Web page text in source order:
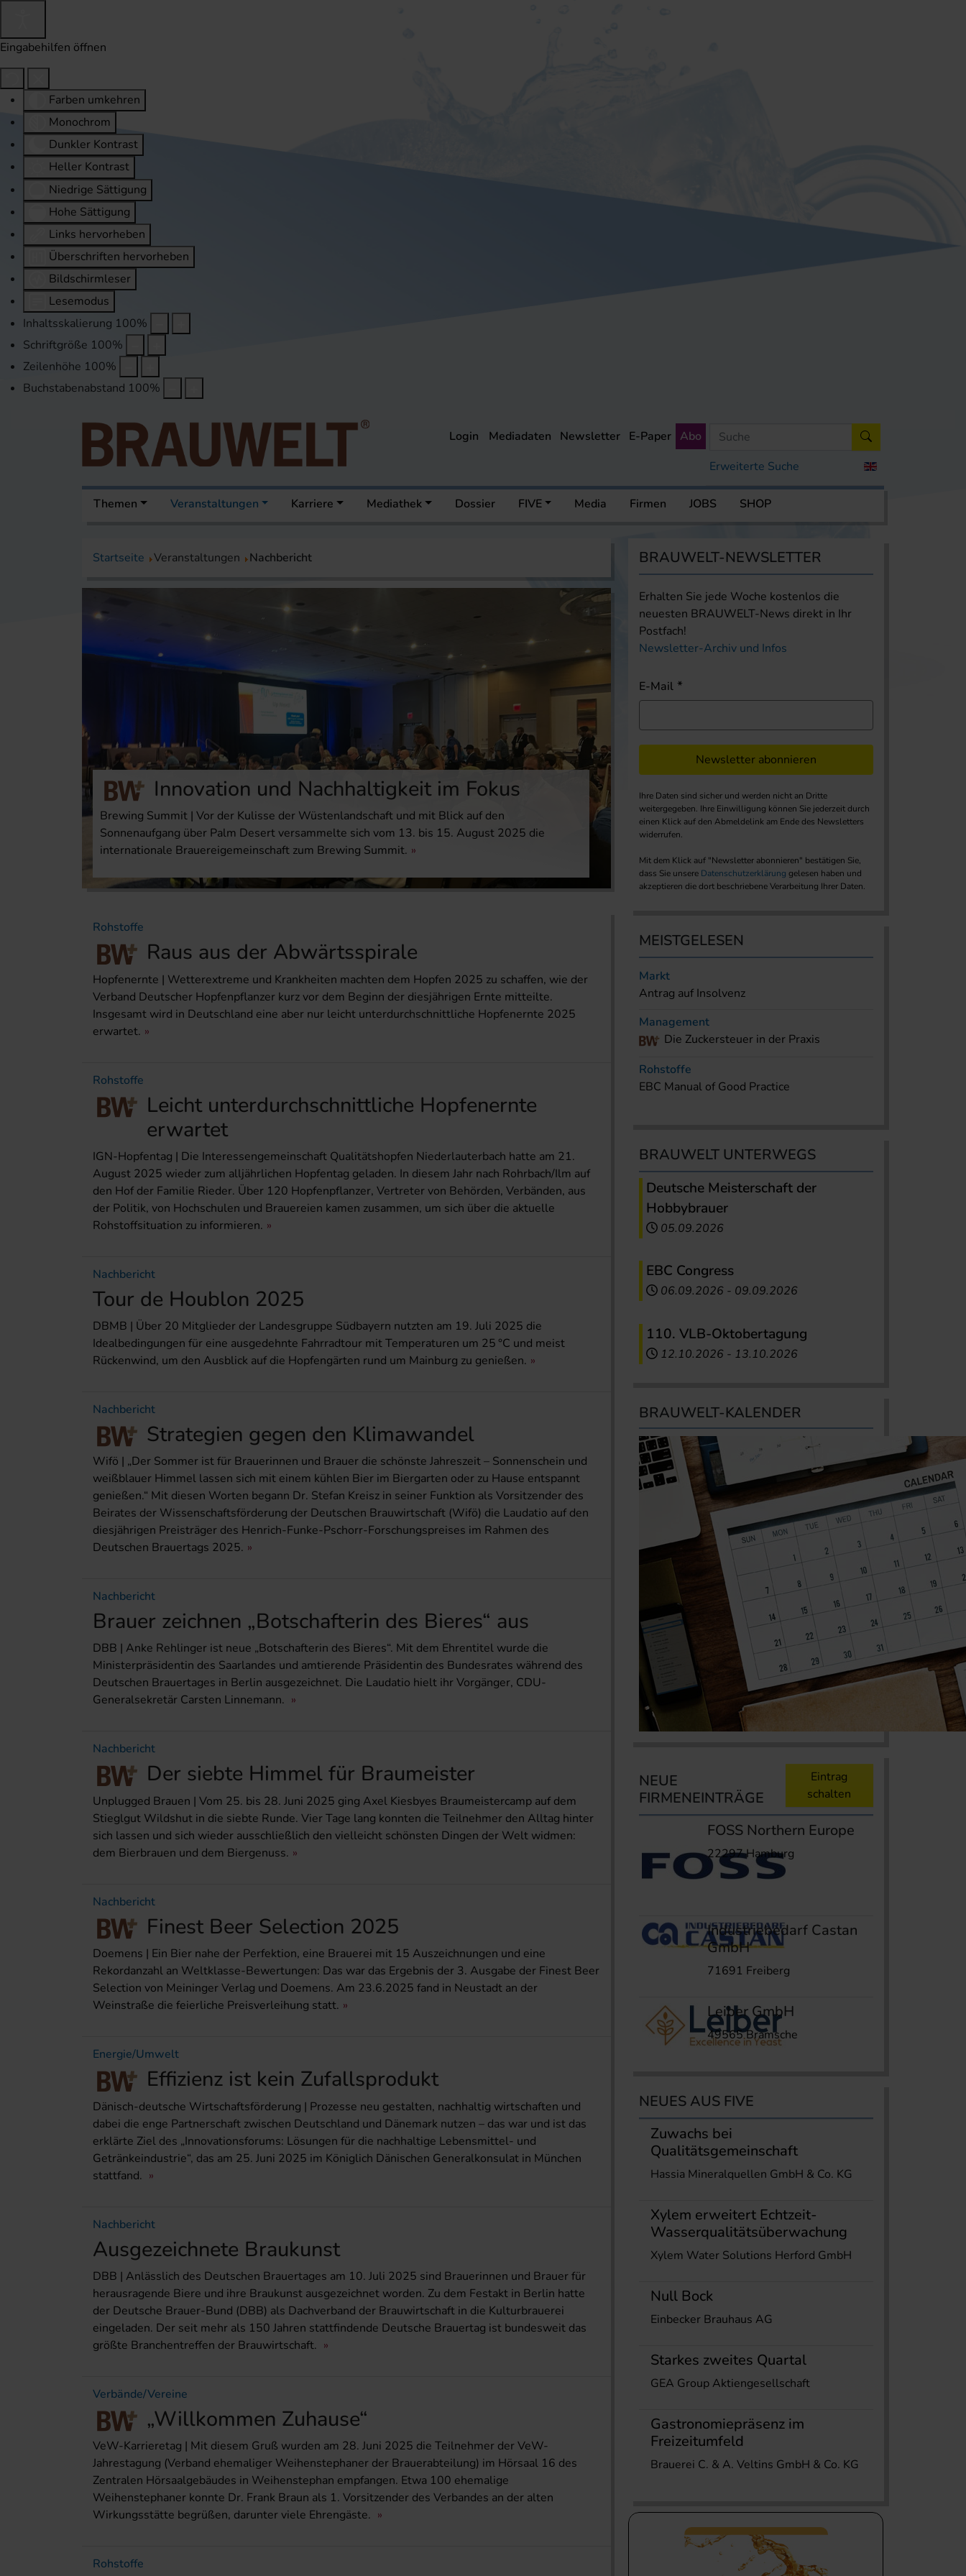
Eingabehilfen öffnen
Farben umkehren
Monochrom
Dunkler Kontrast
Heller Kontrast
Niedrige Sättigung
Hohe Sättigung
Links hervorheben
Überschriften hervorheben
Bildschirmleser
Lesemodus
Inhaltsskalierung 100%
Schriftgröße 100%
Zeilenhöhe 100%
Buchstabenabstand 100%
Erweiterte Suche
Login Mediadaten Newsletter E-Paper Abo
Themen Veranstaltungen Karriere Mediathek Dossier FIVE Media Firmen JOBS SHOP
Startseite Veranstaltungen Nachbericht
Innovation und Nachhaltigkeit im Fokus
Brewing Summit | Vor der Kulisse der Wüstenlandschaft und mit Blick auf den
Sonnenaufgang über Palm Desert versammelte sich vom 13. bis 15. August 2025 die
internationale Brauereigemeinschaft zum Brewing Summit.
Rohstoffe
Raus aus der Abwärtsspirale
Hopfenernte | Wetterextreme und Krankheiten machten dem Hopfen 2025 zu schaffen, wie der
Verband Deutscher Hopfenpflanzer kurz vor dem Beginn der diesjährigen Ernte mitteilte.
Insgesamt wird in Deutschland eine aber nur leicht unterdurchschnittliche Hopfenernte 2025
erwartet.
Rohstoffe
Leicht unterdurchschnittliche Hopfenernte
erwartet
IGN-Hopfentag | Die Interessengemeinschaft Qualitätshopfen Niederlauterbach hatte am 21.
August 2025 wieder zum alljährlichen Hopfentag geladen. In diesem Jahr nach Rohrbach/Ilm auf
den Hof der Familie Rieder. Über 120 Hopfenpflanzer, Vertreter von Behörden, Verbänden, aus
der Politik, von Hochschulen und Brauereien kamen zusammen, um sich über die aktuelle
Rohstoffsituation zu informieren.
Nachbericht
Tour de Houblon 2025
DBMB | Über 20 Mitglieder der Landesgruppe Südbayern nutzten am 19. Juli 2025 die
Idealbedingungen für eine ausgedehnte Fahrradtour mit Temperaturen um 25 °C und meist
Rückenwind, um den Ausblick auf die Hopfengärten rund um Mainburg zu genießen.
Nachbericht
Strategien gegen den Klimawandel
Wifö | „Der Sommer ist für Brauerinnen und Brauer die schönste Jahreszeit – Sonnenschein und
weißblauer Himmel lassen sich mit einem kühlen Bier im Biergarten oder zu Hause entspannt
genießen.“ Mit diesen Worten begann Dr. Stefan Kreisz in seiner Funktion als Vorsitzender des
Beirates der Wissenschaftsförderung der Deutschen Brauwirtschaft (Wifö) die Laudatio auf den
diesjährigen Preisträger des Henrich-Funke-Pschorr-Forschungspreises im Rahmen des
Deutschen Brauertags 2025.
Nachbericht
Brauer zeichnen „Botschafterin des Bieres“ aus
DBB | Anke Rehlinger ist neue „Botschafterin des Bieres“. Mit dem Ehrentitel wurde die
Ministerpräsidentin des Saarlandes und amtierende Präsidentin des Bundesrates während des
Deutschen Brauertages in Berlin ausgezeichnet. Die Laudatio hielt ihr Vorgänger, CDU-
Generalsekretär Carsten Linnemann.
Nachbericht
Der siebte Himmel für Braumeister
Unplugged Brauen | Vom 25. bis 28. Juni 2025 ging Axel Kiesbyes Braumeistercamp auf dem
Stieglgut Wildshut in die siebte Runde. Vier Tage lang konnten die Teilnehmer den Alltag hinter
sich lassen und sich wieder ausschließlich den vielleicht schönsten Dingen der Welt widmen:
dem Bierbrauen und dem Biergenuss.
Nachbericht
Finest Beer Selection 2025
Doemens | Ein Bier nahe der Perfektion, eine Brauerei mit 15 Auszeichnungen und eine
Rekordanzahl an Weltklasse-Bewertungen: Das war das Ergebnis der 3. Ausgabe der Finest Beer
Selection von Meininger Verlag und Doemens. Am 23.6.2025 fand in Neustadt an der
Weinstraße die feierliche Preisverleihung statt.
Energie/Umwelt
Effizienz ist kein Zufallsprodukt
Dänisch-deutsche Wirtschaftsförderung | Prozesse neu gestalten, nachhaltig wirtschaften und
dabei die enge Partnerschaft zwischen Deutschland und Dänemark nutzen – das war und ist das
erklärte Ziel des „Innovationsforums: Lösungen für die nachhaltige Lebensmittel- und
Getränkeindustrie“, das am 25. Juni 2025 im Königlich Dänischen Generalkonsulat in München
stattfand.
Nachbericht
Ausgezeichnete Braukunst
DBB | Anlässlich des Deutschen Brauertages am 10. Juli 2025 sind Brauerinnen und Brauer für
herausragende Biere und ihre Braukunst ausgezeichnet worden. Zu dem Festakt in Berlin hatte
der Deutsche Brauer-Bund (DBB) als Dachverband der Brauwirtschaft in die Kulturbrauerei
eingeladen. Der seit mehr als 150 Jahren stattfindende Deutsche Brauertag ist bundesweit das
größte Branchentreffen der Brauwirtschaft.
Verbände/Vereine
„Willkommen Zuhause“
VeW-Karrieretag | Mit diesem Gruß wurden am 28. Juni 2025 die Teilnehmer der VeW-
Jahrestagung (Verband ehemaliger Weihenstephaner der Brauerabteilung) im Hörsaal 16 des
Zentralen Hörsaalgebäudes in Weihenstephan empfangen. Etwa 100 ehemalige
Weihenstephaner konnte Dr. Frank Braun als 1. Vorsitzender des Verbandes an der alten
Wirkungsstätte begrüßen, darunter viele Ehrengäste.
Rohstoffe
BRAUWELT-NEWSLETTER
Erhalten Sie jede Woche kostenlos die
neuesten BRAUWELT-News direkt in Ihr
Postfach!
Newsletter-Archiv und Infos
E-Mail
Newsletter abonnieren
Ihre Daten sind sicher und werden nicht an Dritte
weitergegeben. Ihre Einwilligung können Sie jederzeit durch
einen Klick auf den Abmeldelink am Ende des Newsletters
widerrufen.
Mit dem Klick auf "Newsletter abonnieren" bestätigen Sie,
dass Sie unsere Datenschutzerklärung gelesen haben und
akzeptieren die dort beschriebene Verarbeitung Ihrer Daten.
MEISTGELESEN
Markt
Antrag auf Insolvenz
Management
Die Zuckersteuer in der Praxis
Rohstoffe
EBC Manual of Good Practice
BRAUWELT UNTERWEGS
Deutsche Meisterschaft der
Hobbybrauer
05.09.2026
EBC Congress
06.09.2026 - 09.09.2026
110. VLB-Oktobertagung
12.10.2026 - 13.10.2026
BRAUWELT-KALENDER
NEUE
FIRMENEINTRÄGE
Eintrag
schalten
FOSS Northern Europe
22297 Hamburg
Industriebedarf Castan
GmbH
71691 Freiberg
Leiber GmbH
49565 Bramsche
NEUES AUS FIVE
Zuwachs bei
Qualitätsgemeinschaft
Hassia Mineralquellen GmbH & Co. KG
Xylem erweitert Echtzeit-
Wasserqualitätsüberwachung
Xylem Water Solutions Herford GmbH
Null Bock
Einbecker Brauhaus AG
Starkes zweites Quartal
GEA Group Aktiengesellschaft
Gastronomiepräsenz im
Freizeitumfeld
Brauerei C. & A. Veltins GmbH & Co. KG